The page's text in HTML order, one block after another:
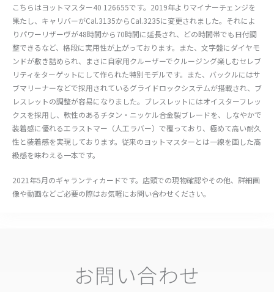
こちらはヨットマスター40 126655です。2019年よりマイナーチェンジを
果たし、キャリバーがCal.3135からCal.3235に変更されました。それによ
りパワーリザーヴが48時間から70時間に延長され、どの時間帯でも日付調
整できるなど、格段に実用性が上がっております。また、文字盤にダイヤモ
ンドが敷き詰められ、まさに自家用クルーザーでクルージング楽しむセレブ
リティをターゲットにして作られた特別モデルです。また、バックルにはサ
ブマリーナーなどで採用されているグライドロックシステムが搭載され、ブ
レスレットの調整が容易になりました。ブレスレットにはオイスターフレッ
クスを採用し、軟性のあるチタン・ニッケル合金製ブレードを、しなやかで
装着感に優れるエラストマー（人工ラバー）で覆っており、極めて高い耐久
性と装着感を実現しております。従来のヨットマスターとは一線を画した高
級感を味わえる一本です。
2021年5月のギャランティカードです。店頭での現物確認やその他、詳細画
像や動画などご必要の際はお気軽にお問い合わせください。
お問い合わせ